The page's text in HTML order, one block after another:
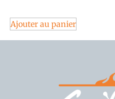
Ajouter au panier